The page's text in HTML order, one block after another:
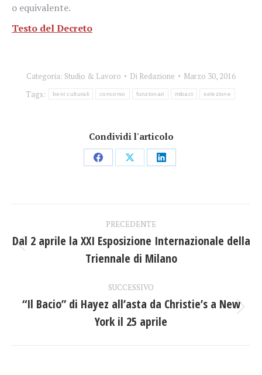
o equivalente.
Testo del Decreto
Categoria: Studio & Lavoro Di Redazione
Marzo 30, 2016
Tags:
beni culturali concorso funzionari mibact selezione
Condividi l'articolo
CondividiCondividiCondividi
tra
post
PRECEDENTE
Post
precedente:
Dal 2 aprile la XXI Esposizione Internazionale della
Triennale di Milano
SUCCESSIVO
Prossimo
post:
“Il Bacio” di Hayez all’asta da Christie’s a New
York il 25 aprile